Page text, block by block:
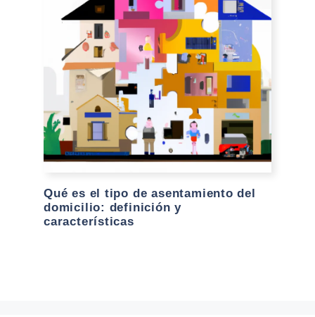
Qué es el tipo de asentamiento del
domicilio: definición y
características